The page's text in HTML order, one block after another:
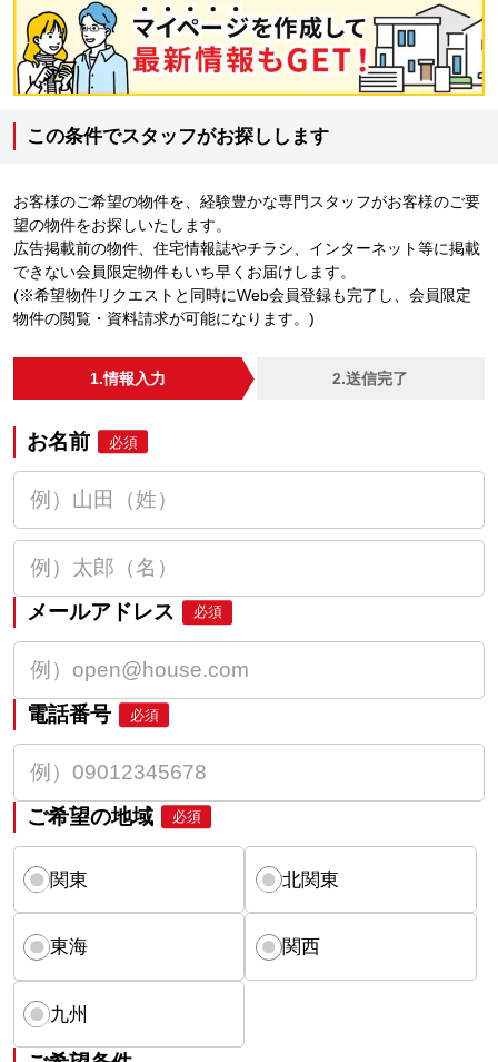
この条件でスタッフがお探しします
お客様のご希望の物件を、経験豊かな専門スタッフがお客様のご要
望の物件をお探しいたします。
広告掲載前の物件、住宅情報誌やチラシ、インターネット等に掲載
できない会員限定物件もいち早くお届けします。
(※希望物件リクエストと同時にWeb会員登録も完了し、会員限定
物件の閲覧・資料請求が可能になります。)
1.情報入力 2.送信完了
お名前 必須
メールアドレス 必須
電話番号 必須
ご希望の地域 必須
関東 北関東
東海 関西
九州